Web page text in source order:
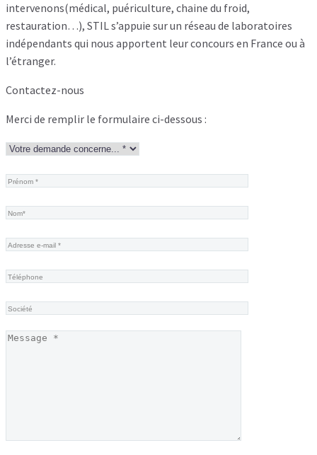
intervenons(médical, puériculture, chaine du froid,
restauration…), STIL s’appuie sur un réseau de laboratoires
indépendants qui nous apportent leur concours en France ou à
l’étranger.
Contactez-nous
Merci de remplir le formulaire ci-dessous :